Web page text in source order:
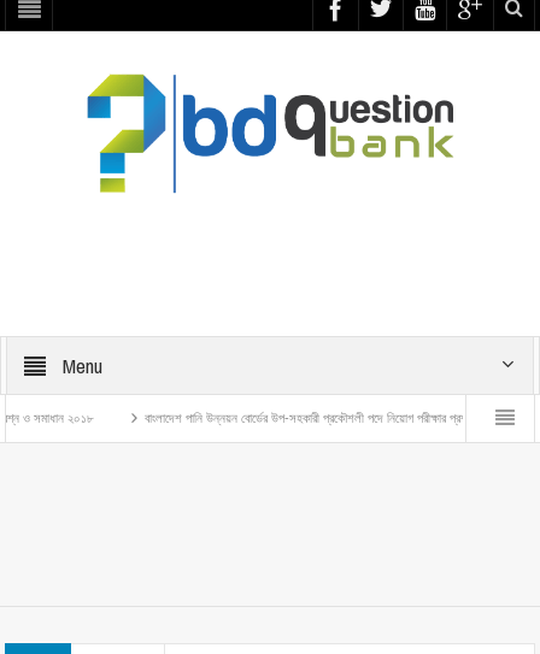
Menu
২০১৮ বাংলাদেশ পানি উন্নয়ন বোর্ডের উপ-সহকারী প্রকৌশলী পদে নিয়োগ পরীক্ষার প্রশ্ন ও সমাধান – ২০২৬